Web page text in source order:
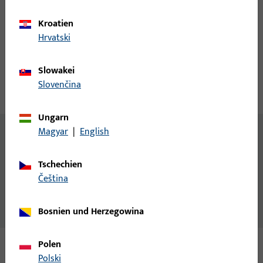
Inhalt
10x System-Falzverbinder links
10x System-Falzverbinder rechts
Kroatien
Hrvatski
Slowakei
Slovenčina
Ungarn
Magyar | English
Tschechien
čeština
Bosnien und Herzegowina
Polen
Polski